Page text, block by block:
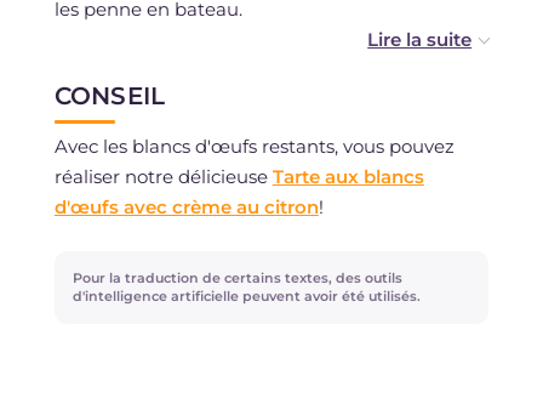
les penne en bateau.
CONSEIL
Avec les blancs d'œufs restants, vous pouvez
réaliser notre délicieuse Tarte aux blancs
d'œufs avec crème au citron!
Pour la traduction de certains textes, des outils
d'intelligence artificielle peuvent avoir été utilisés.